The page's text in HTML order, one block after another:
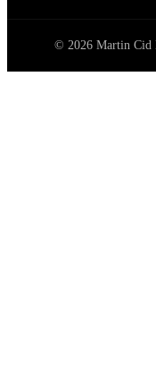
© 2026 Martin Cid